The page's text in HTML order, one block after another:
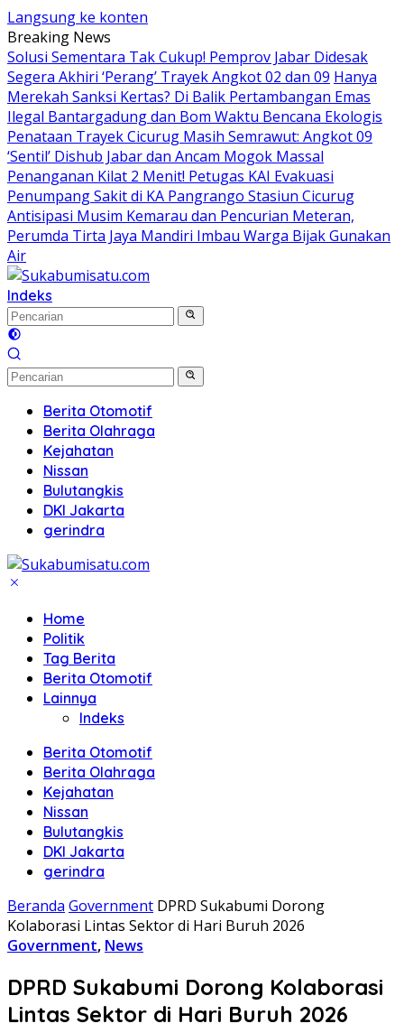
Langsung ke konten
Breaking News
Solusi Sementara Tak Cukup! Pemprov Jabar Didesak
Segera Akhiri ‘Perang’ Trayek Angkot 02 dan 09 Hanya
Merekah Sanksi Kertas? Di Balik Pertambangan Emas
Ilegal Bantargadung dan Bom Waktu Bencana Ekologis
Penataan Trayek Cicurug Masih Semrawut: Angkot 09
‘Sentil’ Dishub Jabar dan Ancam Mogok Massal
Penanganan Kilat 2 Menit! Petugas KAI Evakuasi
Penumpang Sakit di KA Pangrango Stasiun Cicurug
Antisipasi Musim Kemarau dan Pencurian Meteran,
Perumda Tirta Jaya Mandiri Imbau Warga Bijak Gunakan
Air
Indeks
Berita Otomotif
Berita Olahraga
Kejahatan
Nissan
Bulutangkis
DKI Jakarta
gerindra
Home
Politik
Tag Berita
Berita Otomotif
Lainnya
Indeks
Berita Otomotif
Berita Olahraga
Kejahatan
Nissan
Bulutangkis
DKI Jakarta
gerindra
Beranda Government DPRD Sukabumi Dorong
Kolaborasi Lintas Sektor di Hari Buruh 2026
Government, News
DPRD Sukabumi Dorong Kolaborasi
Lintas Sektor di Hari Buruh 2026